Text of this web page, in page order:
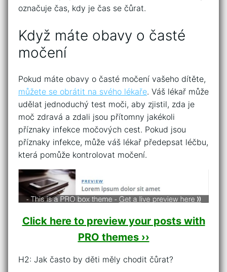
označuje čas, kdy je čas se čůrat.
Když máte obavy o časté
močení
Pokud máte obavy o časté močení vašeho dítěte,
můžete se obrátit na svého lékaře. Váš lékař může
udělat jednoduchý test moči, aby zjistil, zda je
moč zdravá a zdali jsou přítomny jakékoli
příznaky infekce močových cest. Pokud jsou
příznaky infekce, může váš lékař předepsat léčbu,
která pomůže kontrolovat močení.
Click here to preview your posts with
PRO themes ››
H2: Jak často by děti měly chodit čůrat?